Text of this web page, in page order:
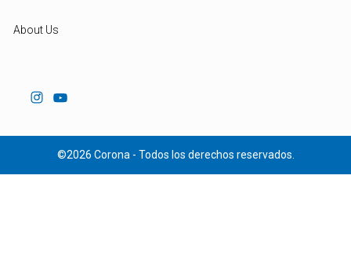
About Us
©2026 Corona - Todos los derechos reservados.